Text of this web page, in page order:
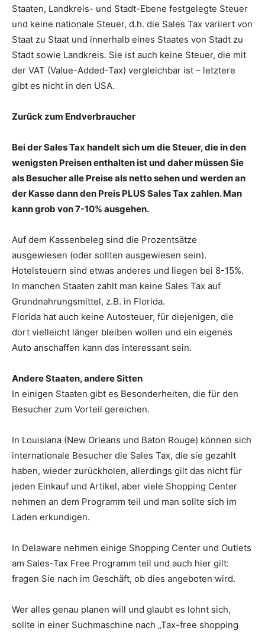
Staaten, Landkreis- und Stadt-Ebene festgelegte Steuer
und keine nationale Steuer, d.h. die Sales Tax variiert von
Staat zu Staat und innerhalb eines Staates von Stadt zu
Stadt sowie Landkreis. Sie ist auch keine Steuer, die mit
der VAT (Value-Added-Tax) vergleichbar ist – letztere
gibt es nicht in den USA.
Zurück zum Endverbraucher
Bei der Sales Tax handelt sich um die Steuer, die in den
wenigsten Preisen enthalten ist und daher müssen Sie
als Besucher alle Preise als netto sehen und werden an
der Kasse dann den Preis PLUS Sales Tax zahlen. Man
kann grob von 7-10% ausgehen.
Auf dem Kassenbeleg sind die Prozentsätze
ausgewiesen (oder sollten ausgewiesen sein).
Hotelsteuern sind etwas anderes und liegen bei 8-15%.
In manchen Staaten zahlt man keine Sales Tax auf
Grundnahrungsmittel, z.B. in Florida.
Florida hat auch keine Autosteuer, für diejenigen, die
dort vielleicht länger bleiben wollen und ein eigenes
Auto anschaffen kann das interessant sein.
Andere Staaten, andere Sitten
In einigen Staaten gibt es Besonderheiten, die für den
Besucher zum Vorteil gereichen.
In Louisiana (New Orleans und Baton Rouge) können sich
internationale Besucher die Sales Tax, die sie gezahlt
haben, wieder zurückholen, allerdings gilt das nicht für
jeden Einkauf und Artikel, aber viele Shopping Center
nehmen an dem Programm teil und man sollte sich im
Laden erkundigen.
In Delaware nehmen einige Shopping Center und Outlets
am Sales-Tax Free Programm teil und auch hier gilt:
fragen Sie nach im Geschäft, ob dies angeboten wird.
Wer alles genau planen will und glaubt es lohnt sich,
sollte in einer Suchmaschine nach „Tax-free shopping